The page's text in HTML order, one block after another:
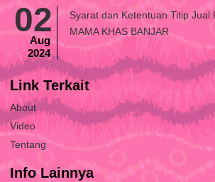
02
Aug
2024
Syarat dan Ketentuan Titip Jual
MAMA KHAS BANJAR
Link Terkait
About
Video
Tentang
Info Lainnya